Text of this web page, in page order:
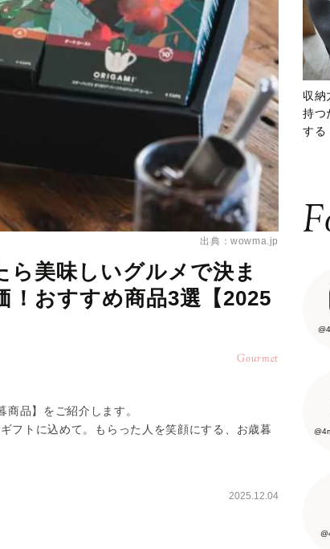
出典：wowma.jp
ら美味しいグルメで決ま
！おすすめ商品3選【2025
Gourmet
品】をご紹介します。
フトに込めて。もらった人を笑顔にする、お歳暮
2025.12.04
収納
持つ
する
ー